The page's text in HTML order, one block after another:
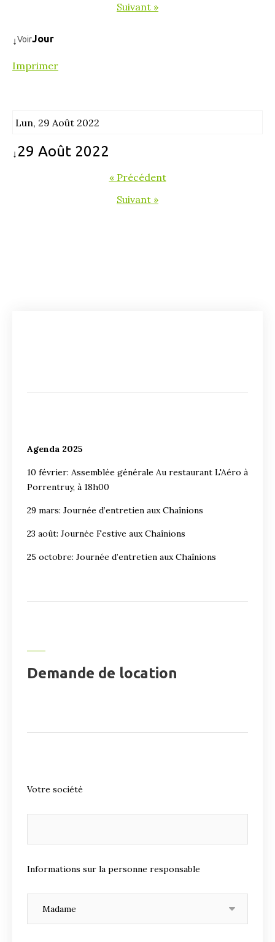
Suivant »
↓VoirJour
Imprimer
Lun, 29 Août 2022
↓ 29 Août 2022
« Précédent
Suivant »
Agenda 2025
10 février: Assemblée générale Au restaurant L'Aéro à
Porrentruy, à 18h00
29 mars: Journée d’entretien aux Chaînions
23 août: Journée Festive aux Chaînions
25 octobre: Journée d’entretien aux Chaînions
Demande de location
Votre société
Informations sur la personne responsable